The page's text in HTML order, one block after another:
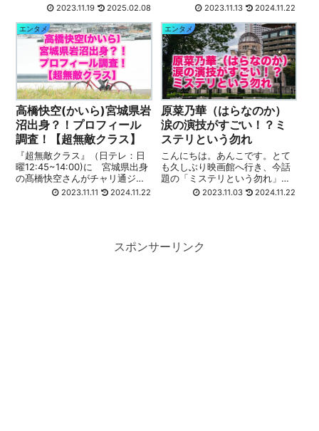
毛症という病気を患いながら
も、それを強みに変えて、同じ
病気で悩む方へも希望も与えて
いる メイクアッ...
2023.11.19 2025.02.08
さんが出演されます。 お恥ずか
平（とけしこうへい）さんも存
じ上げず。。。今回気になるこ
とをいろいろと調べてみました♪
ラ...
2023.11.13 2024.11.22
エンタメ
高橋快空(かいら)宮城県岩
沼出身？！プロフィール
調査！【超無敵クラス】
『超無敵クラス』（日テレ：日
曜12:45~14:00)に 宮城県出身
の髙橋快空さんがチャリ通ジャ
ーニー第18弾で、過酷な通学路
2023.11.11 2024.11.22
エンタメ
原菜乃華（はらなのか）
涙の演技がすごい！？ミ
ステリという勿れ
こんにちは。あんこです。とて
も久しぶり映画館へ行き、今話
題の「ミステリという勿れ」を
観てきました。 ヒロイン役の原
すが、涙のシーン...
2023.11.03 2024.11.22
スポンサーリンク